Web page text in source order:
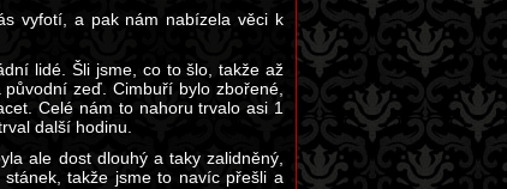
vyfotí, a pak nám nabízela věci k
lidé. Šli jsme, co to šlo, takže až
zeď. Cimbuří bylo zbořené,
Celé nám to nahoru trvalo asi 1
další hodinu.
ale dost dlouhý a taky zalidněný,
takže jsme to navíc přešli a